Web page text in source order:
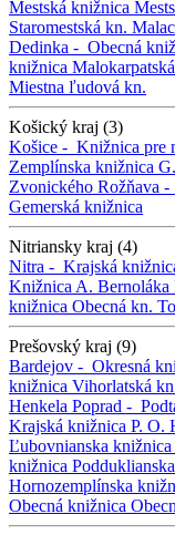
Mestská knižnica
Staromestská kn.
Dedinka - Obecná
knižnica
Miestna ľudová kn.
Košický kraj (3)
Košice - Knižnica pre
Zemplínska knižnica
Zvonického Rožňava -
Gemerská knižnica
Nitriansky kraj (4)
Nitra - Krajská
Knižnica A. Bernoláka
knižnica Obecná kn.
Prešovský kraj (9)
Bardejov - Okresná
knižnica Vihorlatská
Henkela Poprad -
Krajská knižnica P. O.
Ľubovnianska knižnica
knižnica
Hornozemplínska
Obecná knižnica